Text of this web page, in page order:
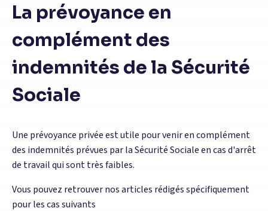
La prévoyance en
complément des
indemnités de la Sécurité
Sociale
Une prévoyance privée est utile pour venir en complément
des indemnités prévues par la Sécurité Sociale en cas d'arrêt
de travail qui sont très faibles.
Vous pouvez retrouver nos articles rédigés spécifiquement
pour les cas suivants